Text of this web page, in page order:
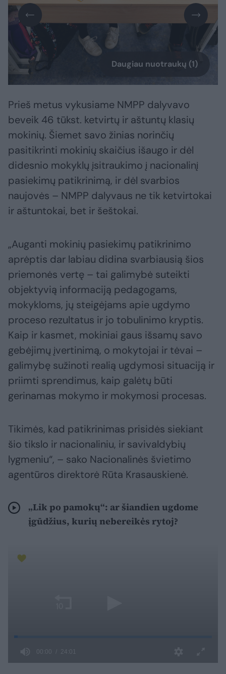
Daugiau nuotraukų (1)
Prieš metus vykusiame NMPP dalyvavo
beveik 46 tūkst. ketvirtų ir aštuntų klasių
mokinių. Šiemet savo žinias norinčių
pasitikrinti mokinių skaičius išaugo ir dėl
didesnio mokyklų įsitraukimo į nacionalinį
pasiekimų patikrinimą, ir dėl svarbios
naujovės – NMPP dalyvaus ne tik ketvirtokai
ir aštuntokai, bet ir šeštokai.
„Auganti mokinių pasiekimų patikrinimo
aprėptis dar labiau didina svarbiausią šios
priemonės vertę – tai galimybė suteikti
objektyvią informaciją pedagogams,
mokykloms, jų steigėjams apie ugdymo
proceso rezultatus ir jo tobulinimo kryptis.
Kaip ir kasmet, mokiniai gaus išsamų savo
gebėjimų įvertinimą, o mokytojai ir tėvai –
galimybę sužinoti realią ugdymosi situaciją ir
priimti sprendimus, kaip galėtų būti
gerinamas mokymo ir mokymosi procesas.
Tikimės, kad patikrinimas prisidės siekiant
šio tikslo ir nacionaliniu, ir savivaldybių
lygmeniu“, – sako Nacionalinės švietimo
agentūros direktorė Rūta Krasauskienė.
„Lik po pamokų“: ar šiandien ugdome
įgūdžius, kurių nebereikės rytoj?